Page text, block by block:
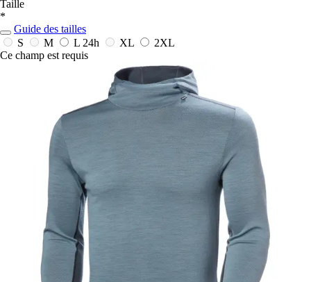
Taille
*
Guide des tailles
S
M L 24h XL
2XL
Ce champ est requis